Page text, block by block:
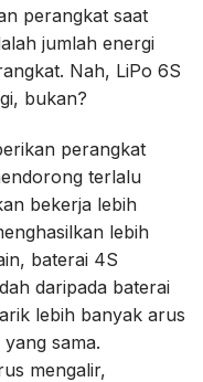
perangkat saat
jumlah energi
Nah, LiPo 6S
bukan?
perangkat
terlalu
bekerja lebih
lebih
baterai 4S
daripada baterai
lebih banyak arus
sama.
mengalir,